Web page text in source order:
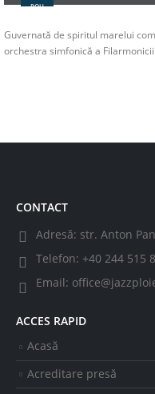
ROU
Guvernată de spiritul marelui
orchestra simfonică a
CONTACT
Adresă: str. Anton
Telefon: +40 244 515
Email:
ACCES RAPID
Acasă
Acreditare presă